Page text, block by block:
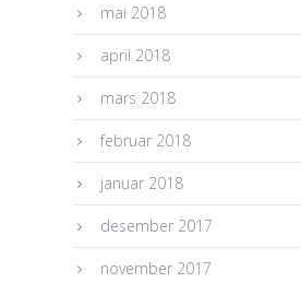
mai 2018
april 2018
mars 2018
februar 2018
januar 2018
desember 2017
november 2017